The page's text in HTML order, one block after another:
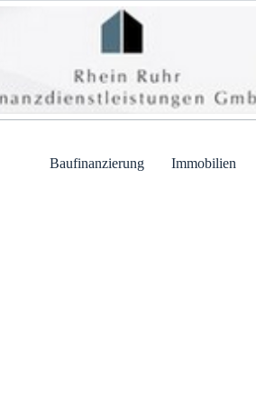
Baufinanzierung Immobilien